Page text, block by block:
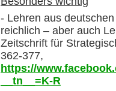
- Lehren aus
reichlich – aber auch
Zeitschrift für
362-377,
https://
__tn__=K-R